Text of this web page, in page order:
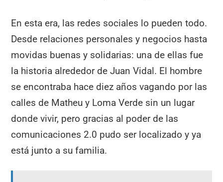
En esta era, las redes sociales lo pueden todo.
Desde relaciones personales y negocios hasta
movidas buenas y solidarias: una de ellas fue
la historia alrededor de Juan Vidal. El hombre
se encontraba hace diez años vagando por las
calles de Matheu y Loma Verde sin un lugar
donde vivir, pero gracias al poder de las
comunicaciones 2.0 pudo ser localizado y ya
está junto a su familia.